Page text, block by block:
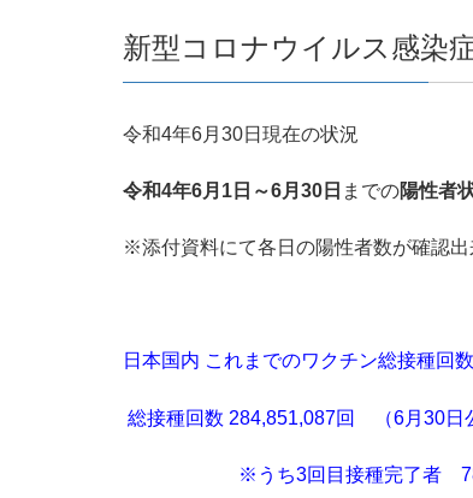
新型コロナウイルス感染
令和4年6月30日現在の状況
令和4年6月1日～6月30日 までの陽性者
※添付資料にて各日の陽性者数が確認出
日本国内 これまでのワクチン総接種回数
総接種回数 284,851,087回 （6月30日
※うち3回目接種完了者